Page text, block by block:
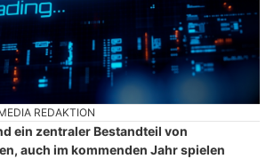
REDAKTION
ein zentraler Bestandteil von
auch im kommenden Jahr spielen